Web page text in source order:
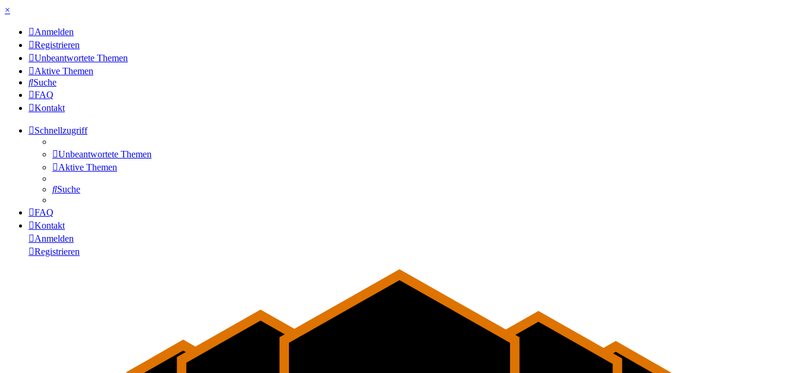
×
Anmelden
Registrieren
Unbeantwortete Themen
Aktive Themen
Suche
FAQ
Kontakt
Schnellzugriff
Unbeantwortete Themen
Aktive Themen
Suche
FAQ
Kontakt
Anmelden
Registrieren